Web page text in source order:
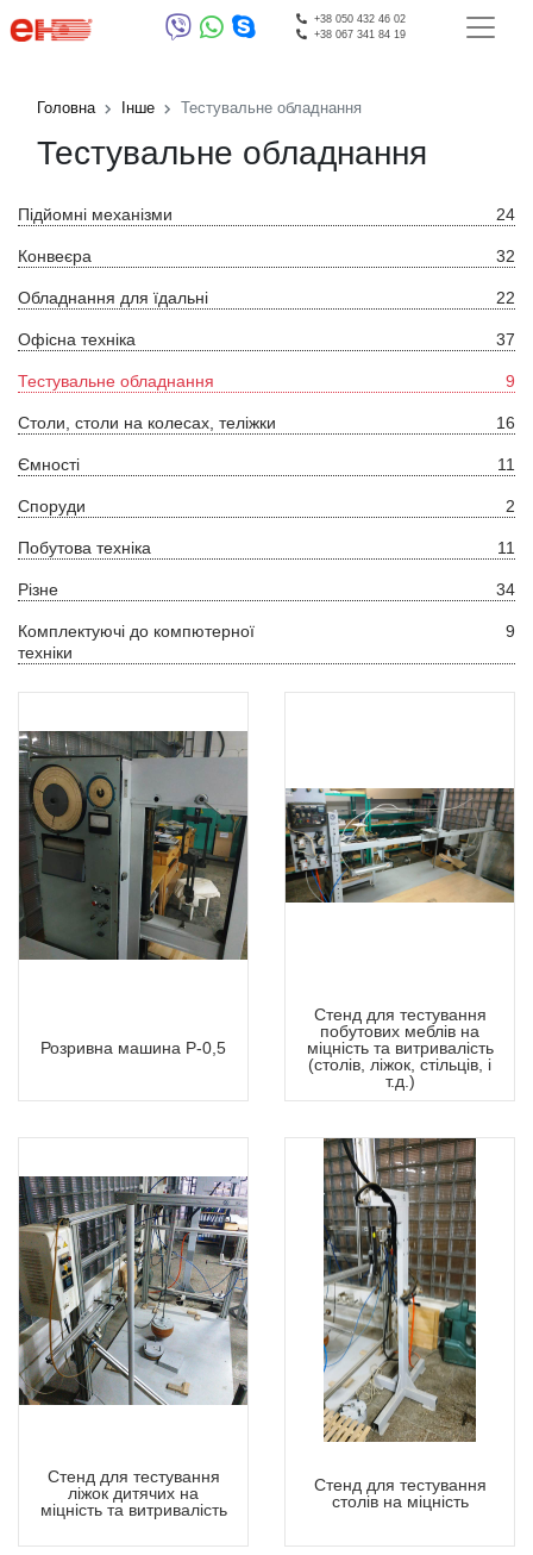
+38 050 432 46 02
+38 067 341 84 19
Головна Інше Тестувальне обладнання
Тестувальне обладнання
Підйомні механізми 24
Конвеєра 32
Обладнання для їдальні 22
Офісна техніка 37
Тестувальне обладнання 9
Столи, столи на колесах, теліжки 16
Ємності 11
Споруди 2
Побутова техніка 11
Різне 34
Комплектуючі до компютерної
техніки
9
Розривна машина Р-0,5
Стенд для тестування
побутових меблів на
міцність та витривалість
(столів, ліжок, стільців, і
т.д.)
Стенд для тестування
ліжок дитячих на
міцність та витривалість
Стенд для тестування
столів на міцність